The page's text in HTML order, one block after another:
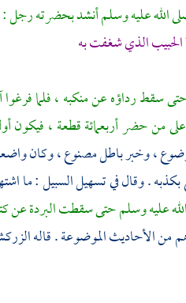
الله عليه وسلم أنشد بحضرته رجل :
الذي شغفت به
سقط رداؤه عن منكبه ، فلما
من حضر أربعمائة قطعة ، فيكون
، وخبر باطل مصنوع ، وكان
. وقال في تسهيل السبيل : ما
عليه وسلم حتى سقطت البردة عن
الأحاديث الموضوعة . قاله